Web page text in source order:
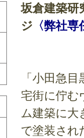
坂倉建築研
ジ 〈弊社
「小田急
宅街に佇む
ム建築に大
で塗装され